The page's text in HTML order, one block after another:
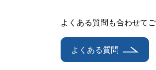
よくある質問も合わせてご
よくある質問